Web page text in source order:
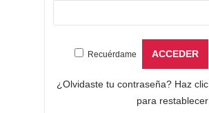
Recuérdame
¿Olvidaste tu contraseña? Haz clic
para restablecer